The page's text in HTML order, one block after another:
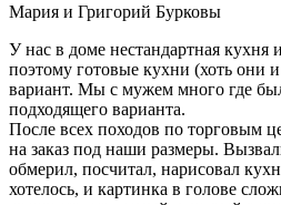
Мария и Григорий Бурковы
У нас в доме нестандартная кухня
поэтому готовые кухни (хоть они
вариант. Мы с мужем много где
подходящего варианта.
После всех походов по торговым
на заказ под наши размеры.
обмерил, посчитал, нарисовал
хотелось, и картинка в голове